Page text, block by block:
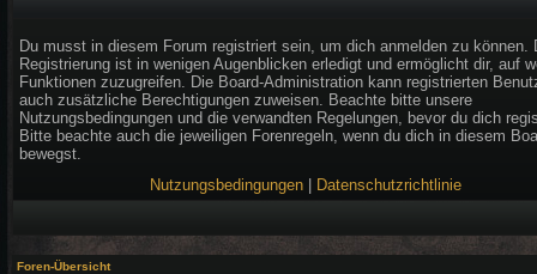
Du musst in diesem Forum registriert sein, um dich anmelden zu können.
Registrierung ist in wenigen Augenblicken erledigt und ermöglicht dir, auf
Funktionen zuzugreifen. Die Board-Administration kann registrierten
auch zusätzliche Berechtigungen zuweisen. Beachte bitte unsere
Nutzungsbedingungen und die verwandten Regelungen, bevor du dich
Bitte beachte auch die jeweiligen Forenregeln, wenn du dich in diesem
bewegst.
Nutzungsbedingungen
Datenschutzrichtlinie
Foren-Übersicht